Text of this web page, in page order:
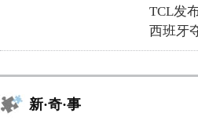
TCL发
西班牙
新·奇·事